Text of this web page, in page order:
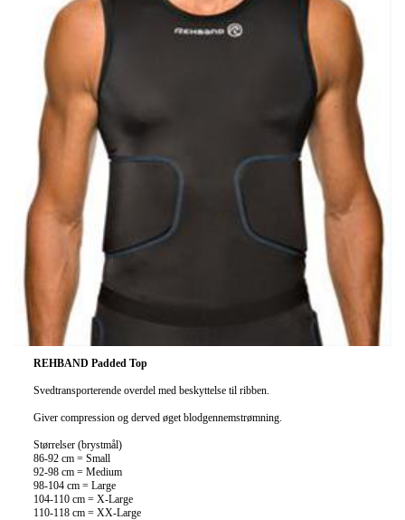
REHBAND Padded Top
Svedtransporterende overdel med beskyttelse til ribben.
Giver compression og derved øget blodgennemstrømning.
Størrelser (brystmål)
86-92 cm = Small
92-98 cm = Medium
98-104 cm = Large
104-110 cm = X-Large
110-118 cm = XX-Large